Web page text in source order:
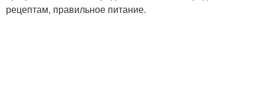
рецептам, правильное питание.